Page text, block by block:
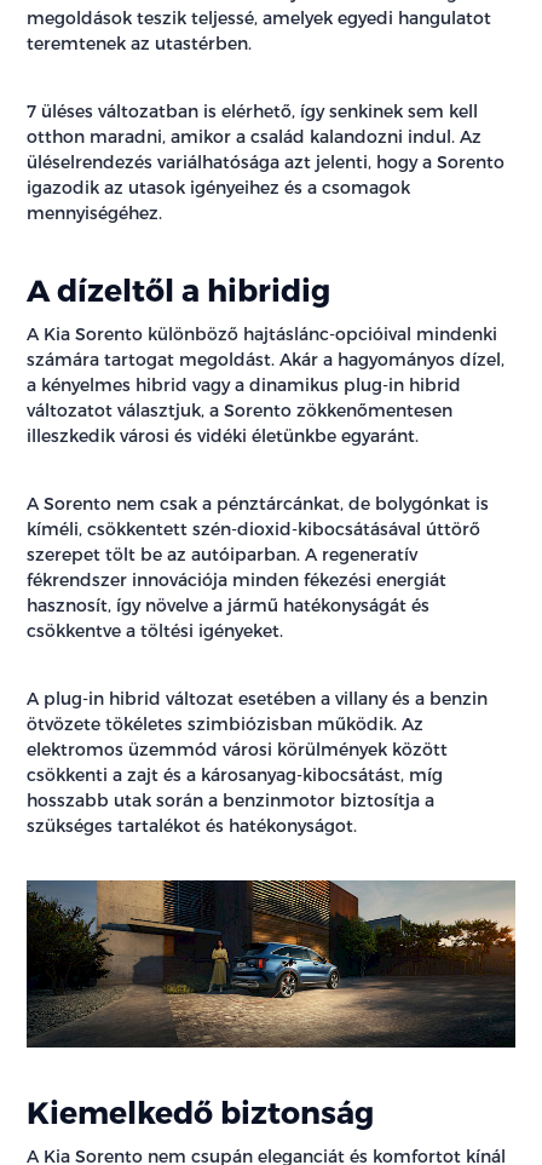
megoldások teszik teljessé, amelyek egyedi hangulatot
teremtenek az utastérben.
7 üléses változatban is elérhető, így senkinek sem kell
otthon maradni, amikor a család kalandozni indul. Az
üléselrendezés variálhatósága azt jelenti, hogy a Sorento
igazodik az utasok igényeihez és a csomagok
mennyiségéhez.
A dízeltől a hibridig
A Kia Sorento különböző hajtáslánc-opcióival mindenki
számára tartogat megoldást. Akár a hagyományos dízel,
a kényelmes hibrid vagy a dinamikus plug-in hibrid
változatot választjuk, a Sorento zökkenőmentesen
illeszkedik városi és vidéki életünkbe egyaránt.
A Sorento nem csak a pénztárcánkat, de bolygónkat is
kíméli, csökkentett szén-dioxid-kibocsátásával úttörő
szerepet tölt be az autóiparban. A regeneratív
fékrendszer innovációja minden fékezési energiát
hasznosít, így növelve a jármű hatékonyságát és
csökkentve a töltési igényeket.
A plug-in hibrid változat esetében a villany és a benzin
ötvözete tökéletes szimbiózisban működik. Az
elektromos üzemmód városi körülmények között
csökkenti a zajt és a károsanyag-kibocsátást, míg
hosszabb utak során a benzinmotor biztosítja a
szükséges tartalékot és hatékonyságot.
Kiemelkedő biztonság
A Kia Sorento nem csupán eleganciát és komfortot kínál